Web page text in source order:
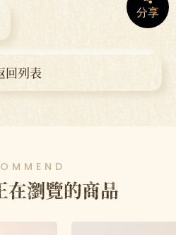
分享
回列表
在瀏覽的商品